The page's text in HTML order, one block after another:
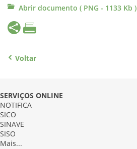
Abrir documento ( PNG - 1133 Kb )
Voltar
SERVIÇOS ONLINE
NOTIFICA
SICO
SINAVE
SISO
Mais...